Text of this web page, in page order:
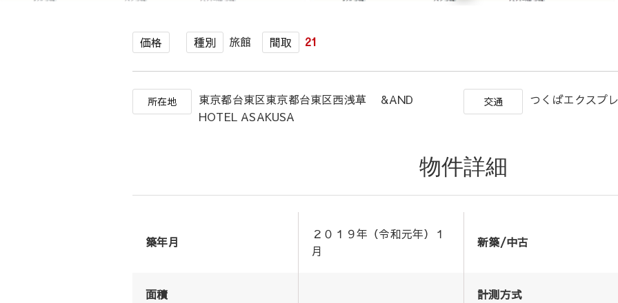
価格 種別 旅館 間取 21
所在地
東京都台東区東京都台東区西浅草 &AND
HOTEL ASAKUSA
交通 つくばエクスプ
物件詳細
築年月
２０１９年（令和元年）１
月
新築/中古
面積 計測方式